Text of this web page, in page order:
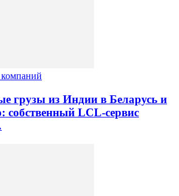
грузы из Индии в Беларусь и
собственный LCL-сервис